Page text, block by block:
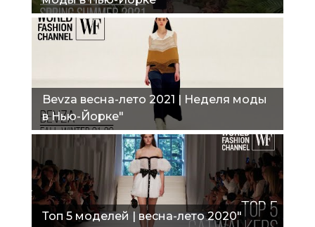
Bevza весна-лето 2021 | Неделя моды
в Нью-Йорке"
Топ 5 моделей | весна-лето 2020"